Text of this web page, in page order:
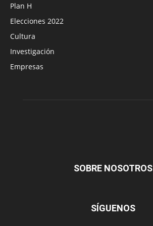
Plan H
Elecciones 2022
Cultura
Investigación
Empresas
SOBRE NOSOTROS
SÍGUENOS